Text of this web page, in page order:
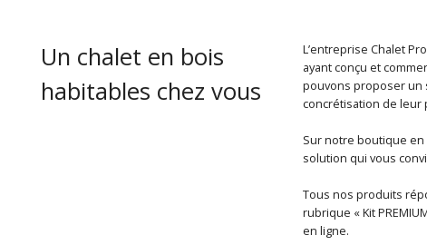
Un chalet en bois
habitables chez vous
L’entreprise Chalet
ayant conçu et
pouvons proposer un
concrétisation de leur
Sur notre boutique
solution qui vous
Tous nos produits
rubrique « Kit
en ligne.